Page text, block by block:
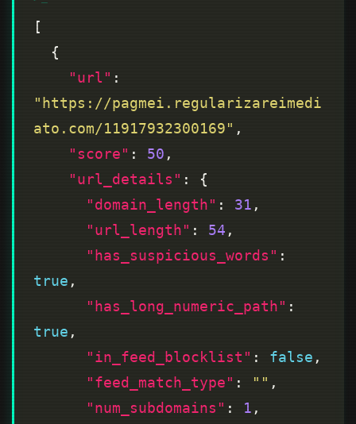
"url"
"https://pagmei.regularizareimedi
ato.com/11917932300169"
"score" : 50
"url_details"
"domain_length" : 31
"url_length" : 54
"has_suspicious_words"
true
"has_long_numeric_path"
true
"in_feed_blocklist" : false
"feed_match_type" : ""
"num_subdomains" : 1